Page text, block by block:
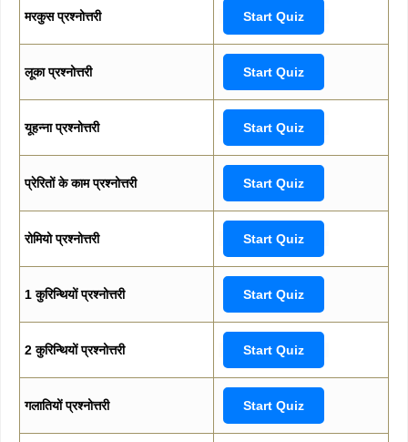
मरकुस प्रश्नोत्तरी Start Quiz
लूका प्रश्नोत्तरी Start Quiz
यूहन्ना प्रश्नोत्तरी Start Quiz
प्रेरितों के काम प्रश्नोत्तरी Start Quiz
रोमियो प्रश्नोत्तरी Start Quiz
1 कुरिन्थियों प्रश्नोत्तरी Start Quiz
2 कुरिन्थियों प्रश्नोत्तरी Start Quiz
गलातियों प्रश्नोत्तरी Start Quiz